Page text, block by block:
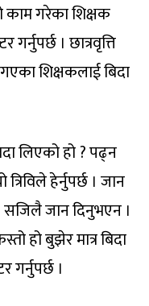
काम गरेका शिक्षक
। छात्रवृत्ति
शिक्षकलाई बिदा
लिएको हो ? पढ्न
हेर्नुपर्छ । जान
सजिलै जान दिनुभएन ।
हो बुझेर मात्र बिदा
गर्नुपर्छ ।